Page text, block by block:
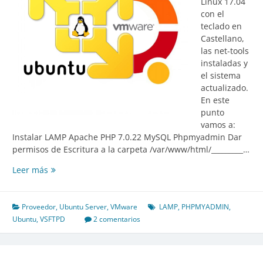
con el
teclado en
Castellano,
las net-tools
instaladas y
el sistema
actualizado.
En este
punto
vamos a:
Instalar LAMP Apache PHP 7.0.22 MySQL Phpmyadmin Dar
permisos de Escritura a la carpeta /var/www/html/_________…
Leer más 2/2
Web
en
máquina
Proveedor, Ubuntu Server,VMware LAMP, PHPMYADMIN,
Ubuntu,VSFTPD 2 comentarios